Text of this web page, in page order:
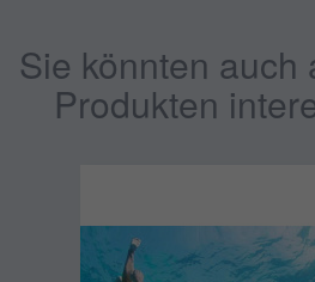
Sie könnten auch
Produkten